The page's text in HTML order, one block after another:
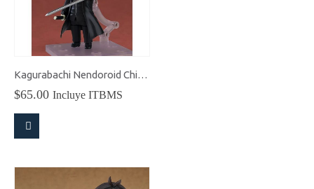
Kagurabachi Nendoroid Chihiro Rokuhira
$65.00 Incluye ITBMS